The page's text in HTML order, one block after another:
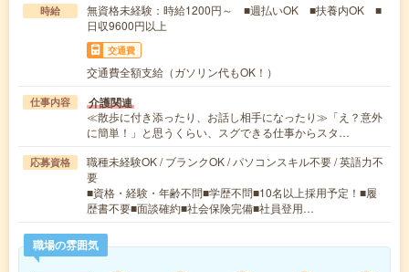
時給
無資格未経験：時給1200円～ ■週払いOK ■扶養内OK ■
日収9600円以上
交通費
交通費全額支給（ガソリン代もOK！）
仕事内容 介護関連
≪散歩に付き添ったり、お話し相手になったり≫「え？意外
に簡単！」と思うくらい、スグできる仕事からスタ…
応募資格
職種未経験OK / ブランクOK / パソコンスキル不要 / 英語力不
要
■資格・経験・年齢不問■学歴不問■10名以上採用予定！■履
歴書不要■面談確約■社会保険完備■社員登用…
職場の雰囲気